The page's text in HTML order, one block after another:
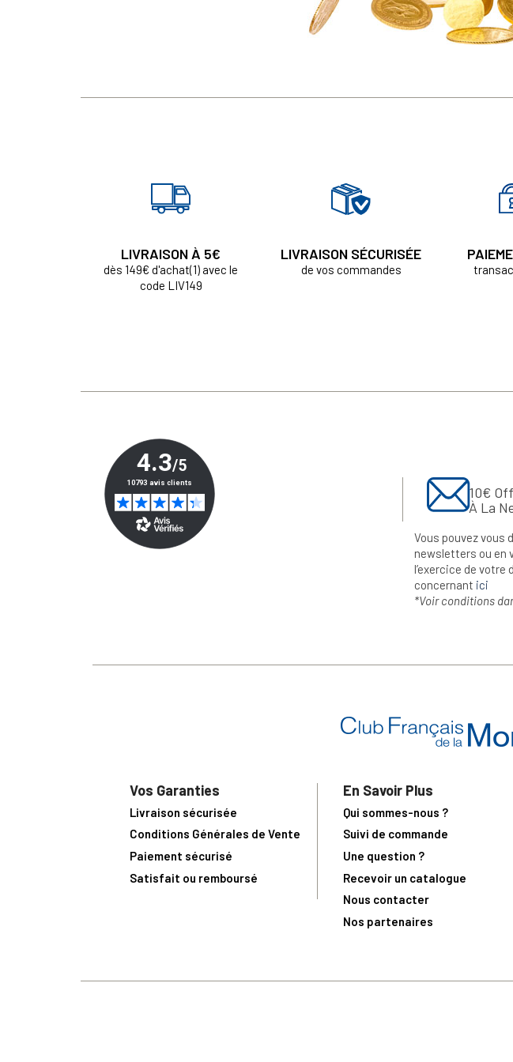
LIVRAISON À 5€
dès 149€ d'achat(1) avec le
code LIV149
LIVRAISON SÉCURISÉE
de vos commandes
10€
À La
Vous pouvez vous
newsletters ou en
l’exercice de
concernant ici
*Voir conditions
Vos Garanties
Livraison sécurisée
Conditions Générales de Vente
Paiement sécurisé
Satisfait ou remboursé
En Savoir Plus
Qui sommes-nous ?
Suivi de commande
Une question ?
Recevoir un catalogue
Nous contacter
Nos partenaires